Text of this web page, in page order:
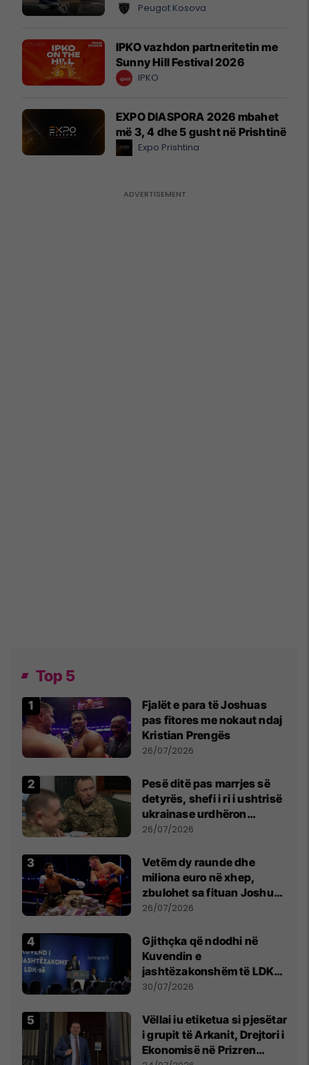
Peugot Kosova
IPKO vazhdon partneritetin me
Sunny Hill Festival 2026
IPKO
EXPO DIASPORA 2026 mbahet
më 3, 4 dhe 5 gusht në Prishtinë
Expo Prishtina
Top 5
Fjalët e para të Joshuas
pas fitores me nokaut ndaj
Kristian Prengës
26/07/2026
Pesë ditë pas marrjes së
detyrës, shefi i ri i ushtrisë
ukrainase urdhëron
kontroll të madh
26/07/2026
Vetëm dy raunde dhe
miliona euro në xhep,
zbulohet sa fituan Joshua
e Prenga
26/07/2026
Gjithçka që ndodhi në
Kuvendin e
jashtëzakonshëm të LDK-
së
30/07/2026
Vëllai iu etiketua si pjesëtar
i grupit të Arkanit, Drejtori i
Ekonomisë në Prizren